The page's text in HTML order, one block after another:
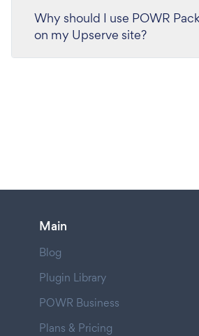
Why should I use POWR
on my Upserve site?
Main
Blog
Plugin Library
POWR Business
Plans & Pricing